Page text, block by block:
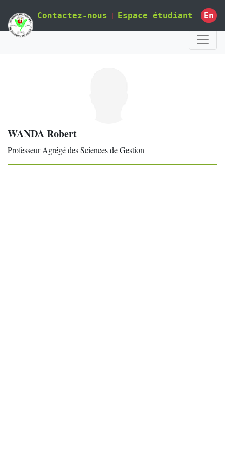
Contactez-nous | Espace étudiant En
WANDA Robert
Professeur Agrégé des Sciences de Gestion